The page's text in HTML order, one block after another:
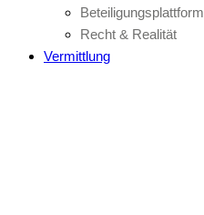
Beteiligungsplattform
Recht & Realität
Vermittlung